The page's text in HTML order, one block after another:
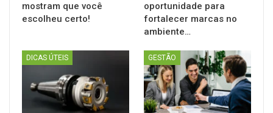
mostram que você
escolheu certo!
oportunidade para
fortalecer marcas no
ambiente…
DICAS ÚTEIS GESTÃO